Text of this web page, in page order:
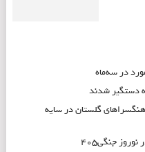
گلستان در سایه
جنگی۴۰۵